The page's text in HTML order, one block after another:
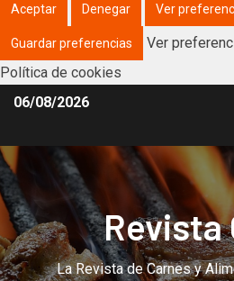
Aceptar Denegar Ver
Guardar preferencias
Ver
Política de cookies
06/08/2026
Revista
La Revista de Carnes y